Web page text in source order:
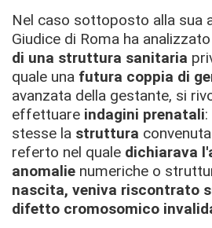
Nel caso sottoposto alla sua
Giudice di Roma ha
di una struttura sanitaria
quale una futura coppia di
avanzata della gestante, si
effettuare indagini prenatali
stesse la struttura
referto nel quale dichiarava
anomalie numeriche o
nascita, veniva riscontrato
difetto cromosomico